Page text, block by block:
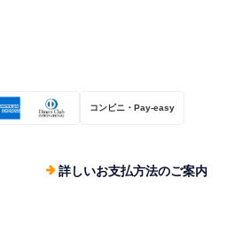
コンビニ・Pay-easy
詳しいお支払方法のご案内